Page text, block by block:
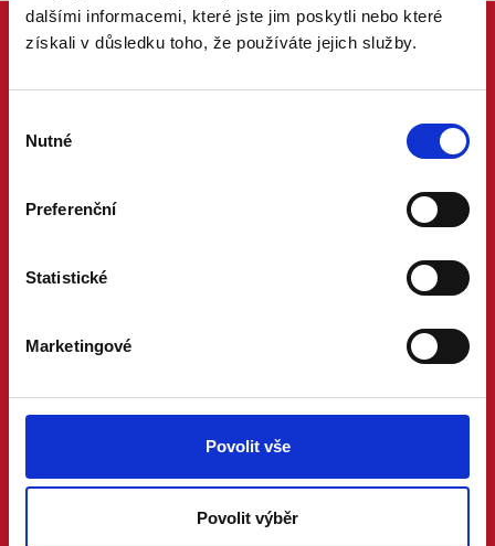
dalšími informacemi, které jste jim poskytli nebo které
získali v důsledku toho, že používáte jejich služby.
souhlasu
Nutné
Preferenční
Statistické
Marketingové
Povolit vše
Povolit výběr